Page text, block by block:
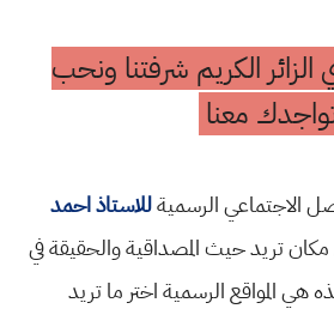
الكريم شرفتنا ونحب
معنا
الاجتماعي الرسميةللاستاذ احمد
مكان تريد حيث المصداقية والحقيقة في
هي المواقع الرسمية اختر ما تريد